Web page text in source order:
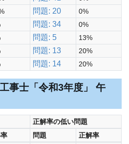
問題: 20
0%
問題: 34
0%
問題: 5
13%
問題: 13
20%
問題: 14 20%
事士「令和3年度」 午
正解率の低い問題
問題
正解率